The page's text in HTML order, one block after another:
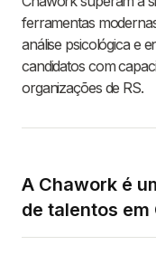
ferramentas
análise psicológica e
candidatos com
organizações de RS.
A Chawork é
de talentos em